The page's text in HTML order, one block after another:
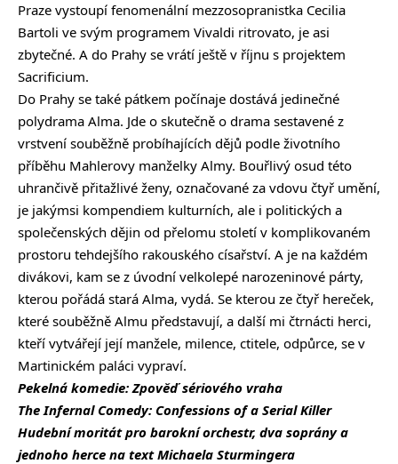
Praze vystoupí fenomenální mezzosopranistka Cecilia
Bartoli ve svým programem Vivaldi ritrovato, je asi
zbytečné. A do Prahy se vrátí ještě v říjnu s projektem
Sacrificium.
Do Prahy se také pátkem počínaje dostává jedinečné
polydrama Alma. Jde o skutečně o drama sestavené z
vrstvení souběžně probíhajících dějů podle životního
příběhu Mahlerovy manželky Almy. Bouřlivý osud této
uhrančivě přitažlivé ženy, označované za vdovu čtyř umění,
je jakýmsi kompendiem kulturních, ale i politických a
společenských dějin od přelomu století v komplikovaném
prostoru tehdejšího rakouského císařství. A je na každém
divákovi, kam se z úvodní velkolepé narozeninové párty,
kterou pořádá stará Alma, vydá. Se kterou ze čtyř hereček,
které souběžně Almu představují, a další mi čtrnácti herci,
kteří vytvářejí její manžele, milence, ctitele, odpůrce, se v
Martinickém paláci vypraví.
Pekelná komedie: Zpověď sériového vraha
The Infernal Comedy: Confessions of a Serial Killer
Hudební moritát pro barokní orchestr, dva soprány a
jednoho herce na text Michaela Sturmingera